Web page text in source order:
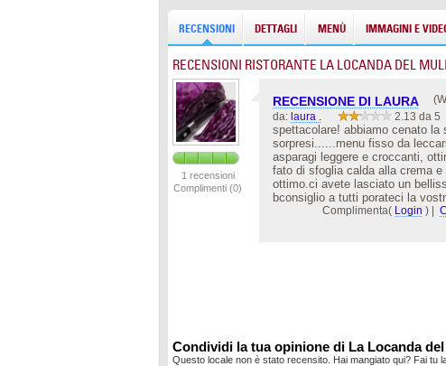
RECENSIONI DETTAGLI MENÙ IMMAGINI E
RECENSIONI RISTORANTE LA LOCANDA DEL
1 recensioni
Complimenti (0)
RECENSIONE DI LAURA
da: laura . 2.13 da 5
spettacolare! abbiamo cenato
sorpresi......menu fisso da
asparagi leggere e croccanti,
fato di sfoglia calda alla crema
ottimo.ci avete lasciato un
bconsiglio a tutti porateci la
Complimenta( Login )
Condividi la tua opinione di La Locanda
Questo locale non è stato recensito. Hai mangiato qui? Fai tu